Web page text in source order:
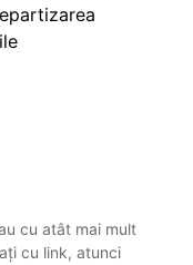
cu atât mai mult
cu link, atunci